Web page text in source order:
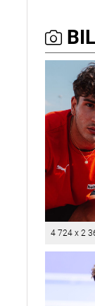
4 724 x 2